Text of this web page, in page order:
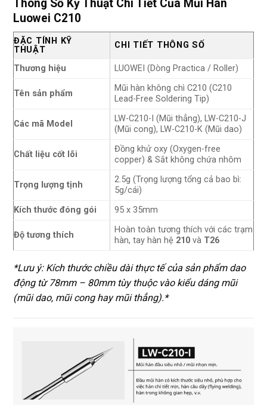
Thông Số Kỹ Thuật Chi Tiết Của Mũi Hàn
Luowei C210
ĐẶC TÍNH KỸ
THUẬT
CHI TIẾT THÔNG SỐ
Thương hiệu LUOWEI (Dòng Practica / Roller)
Tên sản phẩm
Mũi hàn không chì C210 (C210
Lead-Free Soldering Tip)
Các mã Model
LW-C210-I (Mũi thẳng), LW-C210-J
(Mũi cong), LW-C210-K (Mũi dao)
Chất liệu cốt lõi
Đồng khử oxy (Oxygen-free
copper) & Sắt không chứa nhôm
Trọng lượng tịnh
2.5g (Trọng lượng tổng cả bao bì:
5g/cái)
Kích thước đóng gói
95 x 35mm
Độ tương thích
Hoàn toàn tương thích với các trạm
hàn, tay hàn hệ 210 và T26
*Lưu ý: Kích thước chiều dài thực tế của sản phẩm dao
động từ 78mm – 80mm tùy thuộc vào kiểu dáng mũi
(mũi dao, mũi cong hay mũi thẳng).*